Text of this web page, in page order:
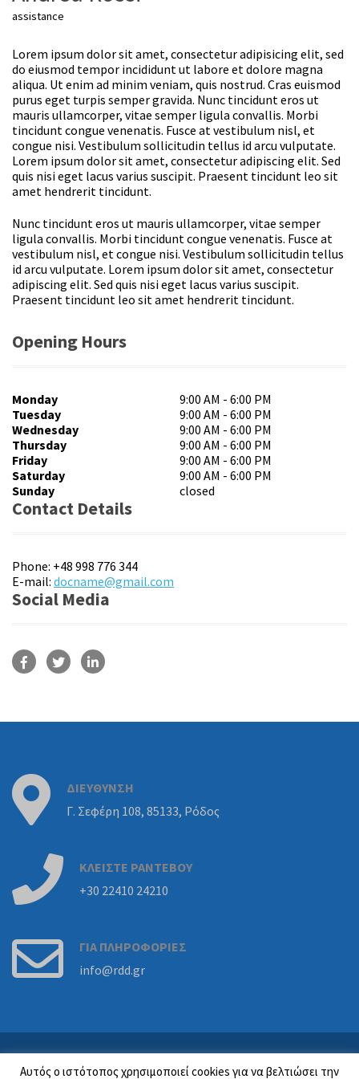
assistance
Lorem ipsum dolor sit amet, consectetur adipisicing elit, sed
do eiusmod tempor incididunt ut labore et dolore magna
aliqua. Ut enim ad minim veniam, quis nostrud. Cras euismod
purus eget turpis semper gravida. Nunc tincidunt eros ut
mauris ullamcorper, vitae semper ligula convallis. Morbi
tincidunt congue venenatis. Fusce at vestibulum nisl, et
congue nisi. Vestibulum sollicitudin tellus id arcu vulputate.
Lorem ipsum dolor sit amet, consectetur adipiscing elit. Sed
quis nisi eget lacus varius suscipit. Praesent tincidunt leo sit
amet hendrerit tincidunt.
Nunc tincidunt eros ut mauris ullamcorper, vitae semper
ligula convallis. Morbi tincidunt congue venenatis. Fusce at
vestibulum nisl, et congue nisi. Vestibulum sollicitudin tellus
id arcu vulputate. Lorem ipsum dolor sit amet, consectetur
adipiscing elit. Sed quis nisi eget lacus varius suscipit.
Praesent tincidunt leo sit amet hendrerit tincidunt.
Opening Hours
Monday 9:00 AM
6:00 PM
Tuesday
9:00 AM
6:00 PM
Wednesday
9:00 AM
6:00 PM
Thursday
9:00 AM
6:00 PM
Friday
9:00 AM
6:00 PM
Saturday
9:00 AM
6:00 PM
Sunday
closed
Contact Details
Phone: +48 998 776 344
E-mail: docname@gmail.com
Social Media
ΔΙΕΥΘΥΝΣΗ
Γ. Σεφέρη 108, 85133, Ρόδος
ΚΛΕΙΣΤΕ ΡΑΝΤΕΒΟΥ
+30 22410 24210
ΓΙΑ ΠΛΗΡΟΦΟΡΙΕΣ
info@rdd.gr
Powered ByBeyond Group
Αυτός ο ιστότοπος χρησιμοποιεί cookies για να βελτιώσει την